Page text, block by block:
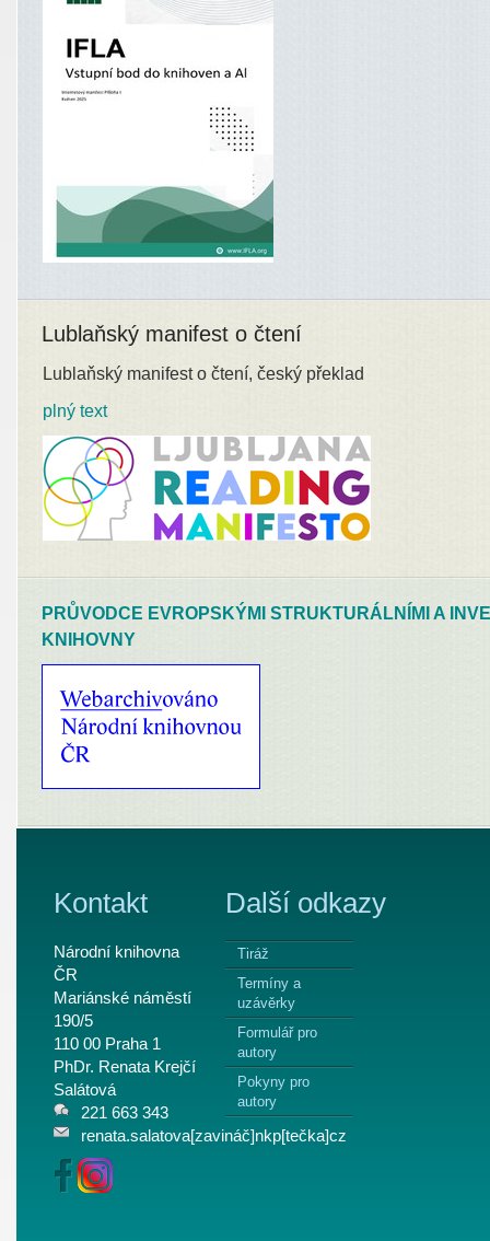
Lublaňský manifest o čtení
Lublaňský manifest o čtení, český překlad
plný text
PRŮVODCE EVROPSKÝMI STRUKTURÁLNÍMI A
KNIHOVNY
Kontakt
Národní knihovna
ČR
Mariánské náměstí
190/5
110 00 Praha 1
PhDr. Renata Krejčí
Salátová
221 663 343
renata.salatova[zavináč]nkp[tečka]cz
Další odkazy
Tiráž
Termíny a
uzávěrky
Formulář pro
autory
Pokyny pro
autory